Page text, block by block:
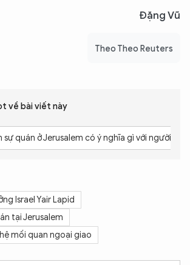
Đặng Vũ
Theo Theo Reuters
về bài viết này
sự quán ở Jerusalem có ý nghĩa gì với người
Israel Yair Lapid
tại Jerusalem
mối quan ngoại giao